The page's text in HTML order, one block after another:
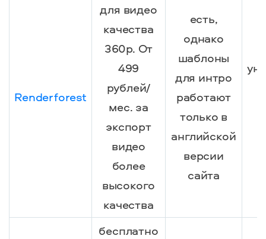
Renderforest
для видео
качества
360p. От
499
рублей/
мес. за
экспорт
видео
более
высокого
качества
есть,
однако
шаблоны
для интро
работают
только в
английской
версии
сайта
бесплатно